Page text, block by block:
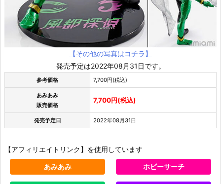
【その他の写真はコチラ】
発売予定は2022年08月31日です。
参考価格 7,700円(税込)
あみあみ
販売価格
7,700円(税込)
発売予定日 2022年08月31日
【アフィリエイトリンク】を使用しています
あみあみ ホビーサーチ